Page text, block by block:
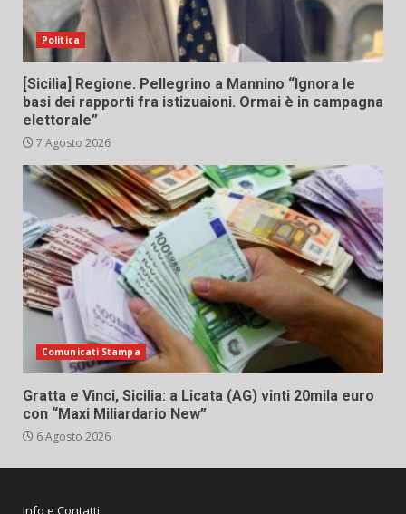
Politica
[Sicilia] Regione. Pellegrino a Mannino “Ignora le
basi dei rapporti fra istizuaioni. Ormai è in campagna
elettorale”
7 Agosto 2026
Comunicati Stampa
Gratta e Vinci, Sicilia: a Licata (AG) vinti 20mila euro
con “Maxi Miliardario New”
6 Agosto 2026
Info e Contatti